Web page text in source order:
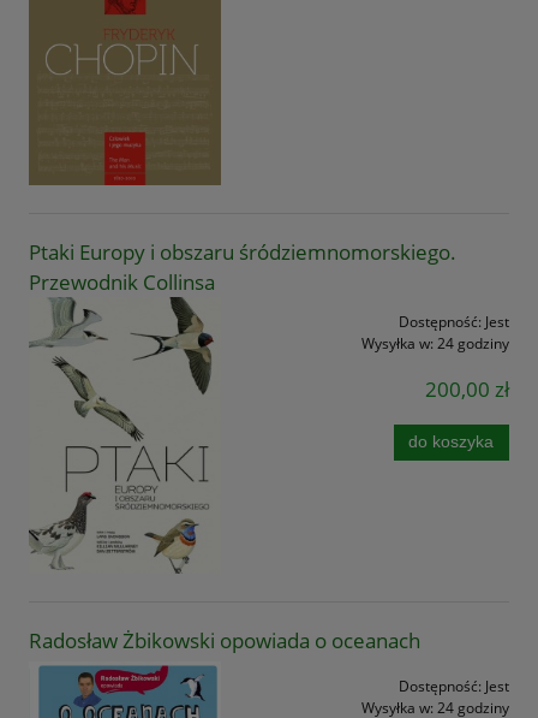
Ptaki Europy i obszaru śródziemnomorskiego.
Przewodnik Collinsa
Dostępność: Jest
Wysyłka w: 24 godziny
200,00 zł
do koszyka
Radosław Żbikowski opowiada o oceanach
Dostępność: Jest
Wysyłka w: 24 godziny